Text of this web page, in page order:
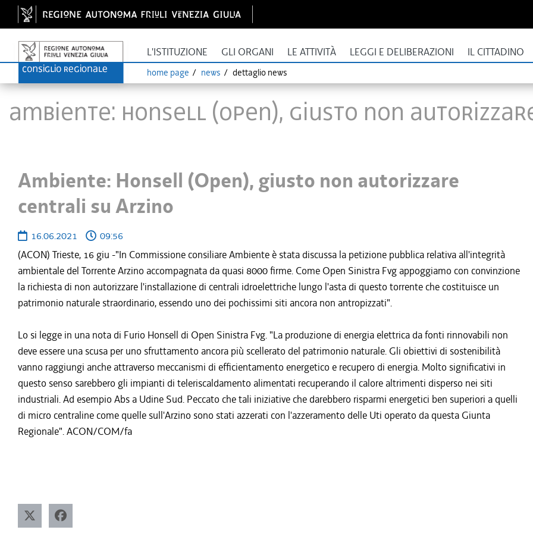
L'ISTITUZIONE GLI ORGANI LE ATTIVITÀ LEGGI E DELIBERAZIONI IL CITTADINO
home page news dettaglio news
Ambiente: Honsell (Open), giusto non
Ambiente: Honsell (Open), giusto non autorizzare
centrali su Arzino
16.06.2021
09:56
(ACON) Trieste, 16 giu -"In Commissione consiliare Ambiente è stata discussa la petizione pubblica relativa all'integrità
ambientale del Torrente Arzino accompagnata da quasi 8000 firme. Come Open Sinistra Fvg appoggiamo con convinzione
la richiesta di non autorizzare l'installazione di centrali idroelettriche lungo l'asta di questo torrente che costituisce un
patrimonio naturale straordinario, essendo uno dei pochissimi siti ancora non antropizzati".
Lo si legge in una nota di Furio Honsell di Open Sinistra Fvg. "La produzione di energia elettrica da fonti rinnovabili non
deve essere una scusa per uno sfruttamento ancora più scellerato del patrimonio naturale. Gli obiettivi di sostenibilità
vanno raggiungi anche attraverso meccanismi di efficientamento energetico e recupero di energia. Molto significativi in
questo senso sarebbero gli impianti di teleriscaldamento alimentati recuperando il calore altrimenti disperso nei siti
industriali. Ad esempio Abs a Udine Sud. Peccato che tali iniziative che darebbero risparmi energetici ben superiori a quelli
di micro centraline come quelle sull'Arzino sono stati azzerati con l'azzeramento delle Uti operato da questa Giunta
Regionale". ACON/COM/fa